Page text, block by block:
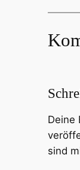
Deine
sind